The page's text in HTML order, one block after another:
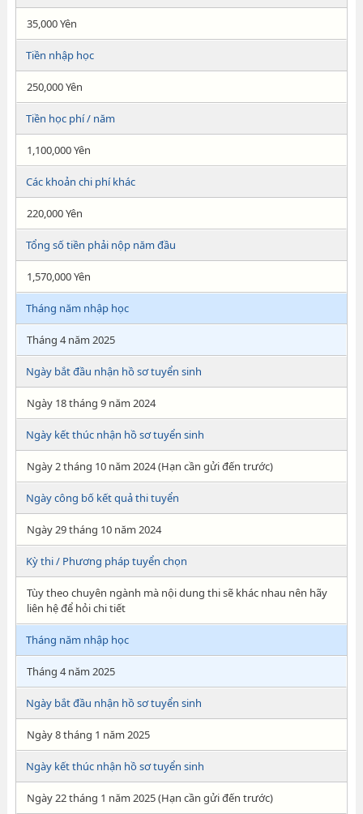
35,000 Yên
Tiền nhập học
250,000 Yên
Tiền học phí / năm
1,100,000 Yên
Các khoản chi phí khác
220,000 Yên
Tổng số tiền phải nộp năm đầu
1,570,000 Yên
Tháng năm nhập học
Tháng 4 năm 2025
Ngày bắt đầu nhận hồ sơ tuyển sinh
Ngày 18 tháng 9 năm 2024
Ngày kết thúc nhận hồ sơ tuyển sinh
Ngày 2 tháng 10 năm 2024 (Hạn cần gửi đến trước)
Ngày công bố kết quả thi tuyển
Ngày 29 tháng 10 năm 2024
Kỳ thi / Phương pháp tuyển chọn
Tùy theo chuyên ngành mà nội dung thi sẽ khác nhau nên hãy
liên hệ để hỏi chi tiết
Tháng năm nhập học
Tháng 4 năm 2025
Ngày bắt đầu nhận hồ sơ tuyển sinh
Ngày 8 tháng 1 năm 2025
Ngày kết thúc nhận hồ sơ tuyển sinh
Ngày 22 tháng 1 năm 2025 (Hạn cần gửi đến trước)